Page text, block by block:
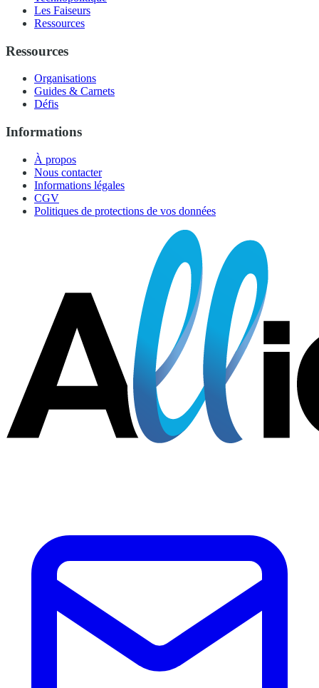
Les Faiseurs
Ressources
Ressources
Organisations
Guides & Carnets
Défis
Informations
À propos
Nous contacter
Informations légales
CGV
Politiques de protections de vos données